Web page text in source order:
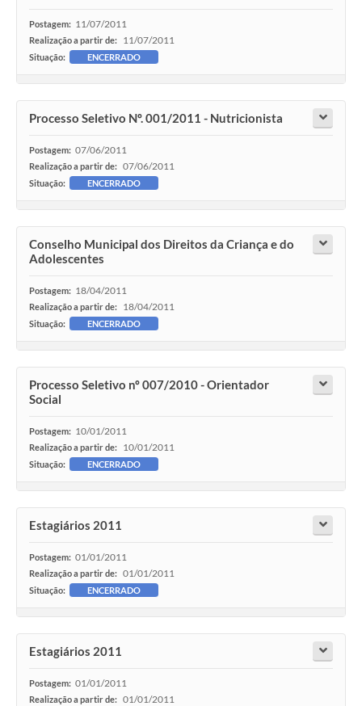
Postagem: 11/07/2011
Realização a partir de: 11/07/2011
Situação: ENCERRADO
Processo Seletivo Nº. 001/2011 - Nutricionista
Postagem: 07/06/2011
Realização a partir de: 07/06/2011
Situação: ENCERRADO
Conselho Municipal dos Direitos da Criança e do
Adolescentes
Postagem: 18/04/2011
Realização a partir de: 18/04/2011
Situação: ENCERRADO
Processo Seletivo nº 007/2010 - Orientador
Social
Postagem: 10/01/2011
Realização a partir de: 10/01/2011
Situação: ENCERRADO
Estagiários 2011
Postagem: 01/01/2011
Realização a partir de: 01/01/2011
Situação: ENCERRADO
Estagiários 2011
Postagem: 01/01/2011
Realização a partir de: 01/01/2011